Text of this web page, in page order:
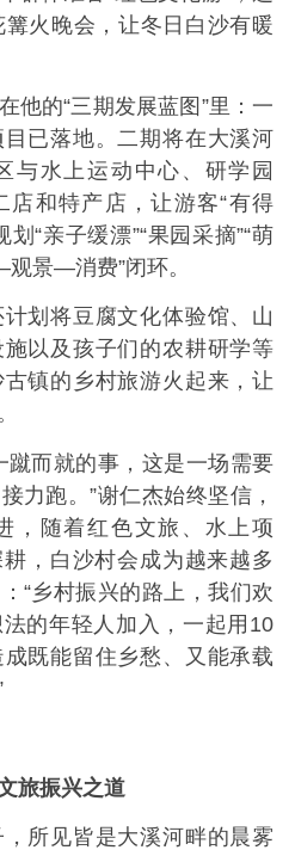
火晚会，让冬日白沙有暖
的“三期发展蓝图”里：一
已落地。二期将在大溪河
与水上运动中心、研学园
店和特产店，让游客“有得
“亲子缓漂”“果园采摘”“萌
景—消费”闭环。
将豆腐文化体验馆、山
以及孩子们的农耕研学等
镇的乡村旅游火起来，让
而就的事，这是一场需要
力跑。”谢仁杰始终坚信，
，随着红色文旅、水上项
，白沙村会成为越来越多
“乡村振兴的路上，我们欢
的年轻人加入，一起用10
既能留住乡愁、又能承载
旅振兴之道
见皆是大溪河畔的晨雾